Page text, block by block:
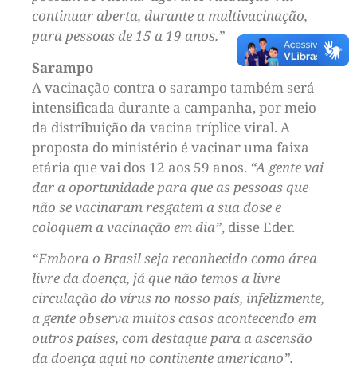
continuar aberta, durante a multivacinação,
para pessoas de 15 a 19 anos.”
Sarampo
A vacinação contra o sarampo também será
intensificada durante a campanha, por meio
da distribuição da vacina tríplice viral. A
proposta do ministério é vacinar uma faixa
etária que vai dos 12 aos 59 anos. “A gente vai
dar a oportunidade para que as pessoas que
não se vacinaram resgatem a sua dose e
coloquem a vacinação em dia”, disse Eder.
“Embora o Brasil seja reconhecido como área
livre da doença, já que não temos a livre
circulação do vírus no nosso país, infelizmente,
a gente observa muitos casos acontecendo em
outros países, com destaque para a ascensão
da doença aqui no continente americano”.